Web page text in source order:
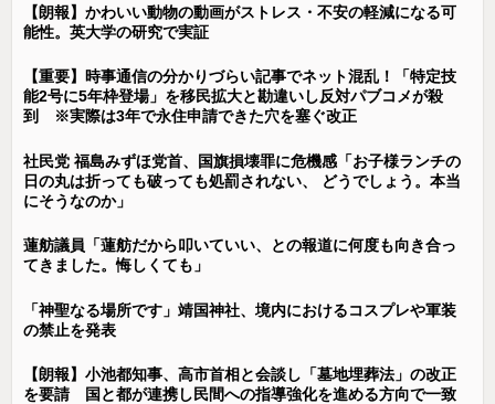
【朗報】かわいい動物の動画がストレス・不安の軽減になる可
能性。英大学の研究で実証
【重要】時事通信の分かりづらい記事でネット混乱！「特定技
能2号に5年枠登場」を移民拡大と勘違いし反対パブコメが殺
到 ※実際は3年で永住申請できた穴を塞ぐ改正
社民党 福島みずほ党首、国旗損壊罪に危機感「お子様ランチの
日の丸は折っても破っても処罰されない、 どうでしょう。本当
にそうなのか」
蓮舫議員「蓮舫だから叩いていい、との報道に何度も向き合っ
てきました。悔しくても」
「神聖なる場所です」靖国神社、境内におけるコスプレや軍装
の禁止を発表
【朗報】小池都知事、高市首相と会談し「墓地埋葬法」の改正
を要請 国と都が連携し民間への指導強化を進める方向で一致